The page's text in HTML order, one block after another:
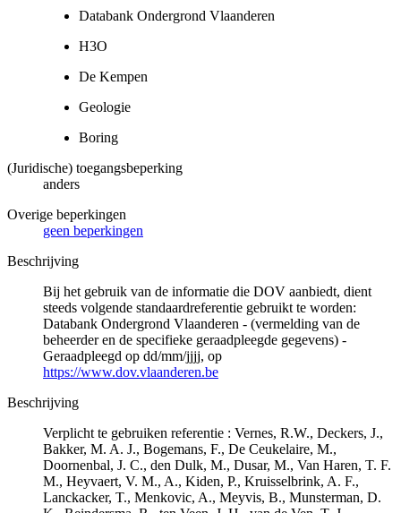
Databank Ondergrond Vlaanderen
H3O
De Kempen
Geologie
Boring
(Juridische) toegangsbeperking
anders
Overige beperkingen
geen beperkingen
Beschrijving
Bij het gebruik van de informatie die DOV aanbiedt, dient
steeds volgende standaardreferentie gebruikt te worden:
Databank Ondergrond Vlaanderen - (vermelding van de
beheerder en de specifieke geraadpleegde gegevens) -
Geraadpleegd op dd/mm/jjjj, op
https://www.dov.vlaanderen.be
Beschrijving
Verplicht te gebruiken referentie : Vernes, R.W., Deckers, J.,
Bakker, M. A. J., Bogemans, F., De Ceukelaire, M.,
Doornenbal, J. C., den Dulk, M., Dusar, M., Van Haren, T. F.
M., Heyvaert, V. M., A., Kiden, P., Kruisselbrink, A. F.,
Lanckacker, T., Menkovic, A., Meyvis, B., Munsterman, D.